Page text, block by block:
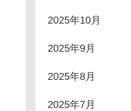
2025年10月
2025年9月
2025年8月
2025年7月